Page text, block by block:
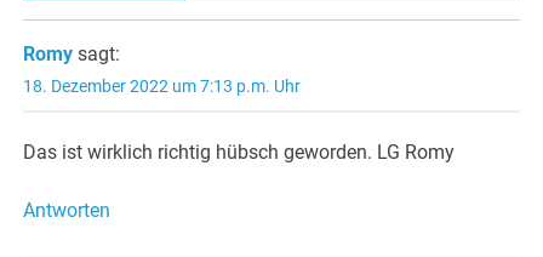
Romy sagt:
18. Dezember 2022 um 7:13 p.m. Uhr
Das ist wirklich richtig hübsch geworden. LG Romy
Antworten